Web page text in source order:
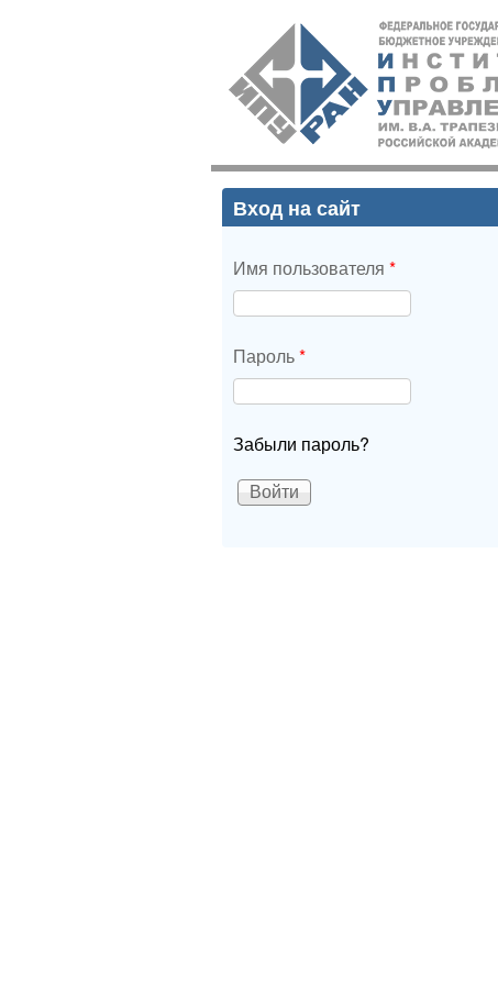
ИПУ
РАН
Вход на сайт
Имя пользователя *
Пароль*
Забыли пароль?